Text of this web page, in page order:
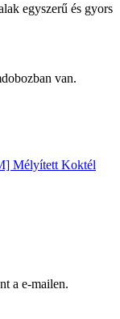
egyszerű és gyors
van.
a e-mailen.